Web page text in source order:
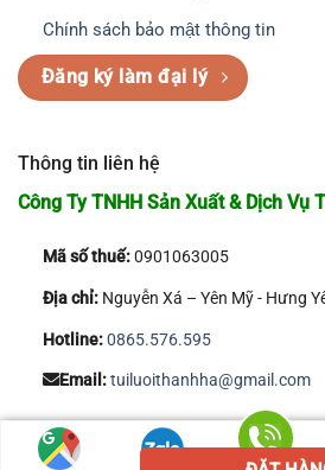
Chính sách bảo mật thông tin
Đăng ký làm đại lý
Thông tin liên hệ
Công Ty TNHH Sản Xuất & Dịch Vụ
Mã số thuế:0901063005
Địa chỉ:Nguyễn Xá – Yên Mỹ - Hưng
Hotline:0865.576.595
Email:tuiluoithanhha@gmail.com
Copyright 2026 © Công Ty TNHH Sản